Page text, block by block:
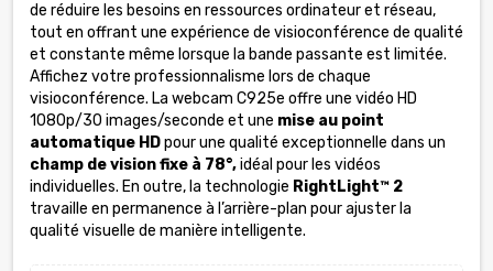
de réduire les besoins en ressources ordinateur et réseau,
tout en offrant une expérience de visioconférence de qualité
et constante même lorsque la bande passante est limitée.
Affichez votre professionnalisme lors de chaque
visioconférence. La webcam C925e offre une vidéo HD
1080p/30 images/seconde et une mise au point
automatique HDpour une qualité exceptionnelle dans un
champ de vision fixe à 78°,idéal pour les vidéos
individuelles. En outre, la technologie RightLight™ 2
travaille en permanence à l’arrière-plan pour ajuster la
qualité visuelle de manière intelligente.